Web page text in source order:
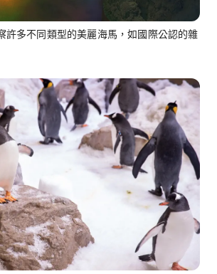
許多不同類型的美麗海馬，如國際公認的雜